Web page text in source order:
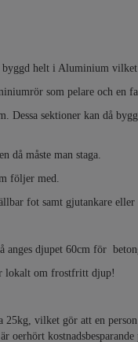
helt i Aluminium
som pelare och en
Dessa sektioner kan då
då måste man staga.
följer med.
fot samt gjutankare
anges djupet 60cm för
lokalt om frostfritt djup!
25kg, vilket gör att en
oerhört